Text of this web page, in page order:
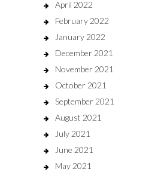
April 2022
February 2022
January 2022
December 2021
November 2021
October 2021
September 2021
August 2021
July 2021
June 2021
May 2021